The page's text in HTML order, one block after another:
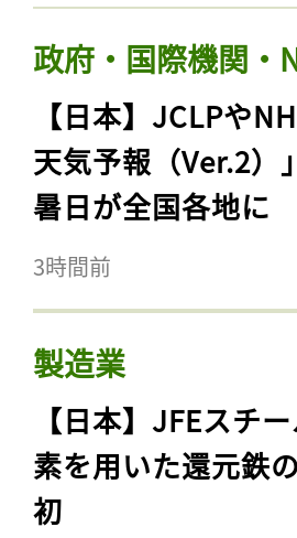
政府・国際機関・
【日本】JCLPや
天気予報（Ver.2）
暑日が全国各地に
3時間前
製造業
【日本】JFEスチ
素を用いた還元鉄
初